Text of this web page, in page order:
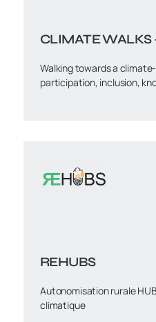
CLIMATE WALKS
Walking towards a
participation, inclusion,
REHUBS
Autonomisation rurale
climatique